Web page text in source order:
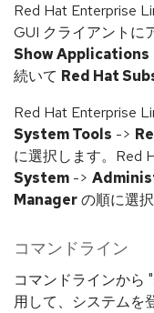
Red Hat Enterprise
GUI クライアントに
Show Applications
続いて Red Hat
Red Hat Enterprise
System Tools ->
に選択します。Red
System ->
Managerの順に選択
コマンドライン
コマンドラインから
用して、システムを